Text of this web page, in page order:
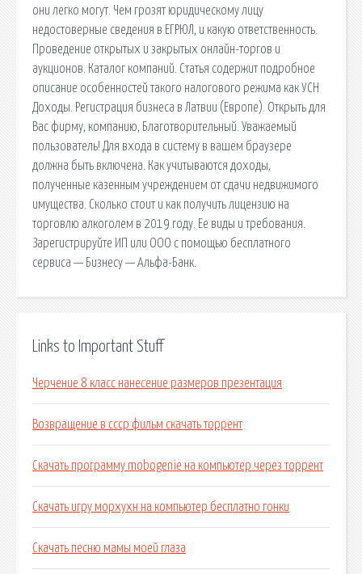
они легко могут. Чем грозят юридическому лицу
недостоверные сведения в ЕГРЮЛ, и какую ответственность.
Проведение открытых и закрытых онлайн-торгов и
аукционов. Каталог компаний. Статья содержит подробное
описание особенностей такого налогового режима как УСН
Доходы. Регистрация бизнеса в Латвии (Европе). Открыть для
Вас фирму, компанию, Благотворительный. Уважаемый
пользователь! Для входа в систему в вашем браузере
должна быть включена. Как учитываются доходы,
полученные казенным учреждением от сдачи недвижимого
имущества. Сколько стоит и как получить лицензию на
торговлю алкоголем в 2019 году. Ее виды и требования.
Зарегистрируйте ИП или ООО с помощью бесплатного
сервиса — Бизнесу — Альфа-Банк.
Links to Important Stuff
Черчение 8 класс нанесение размеров презентация
Возвращение в ссср фильм скачать торрент
Скачать программу mobogenie на компьютер через торрент
Скачать игру морхухн на компьютер бесплатно гонки
Скачать песню мамы моей глаза